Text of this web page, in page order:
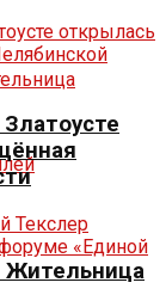
Жительница